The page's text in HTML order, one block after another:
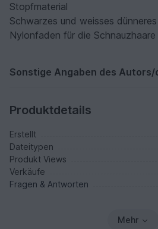
Stopfmaterial
Schwarzes und weisses
Nylonfaden für die Schnauzhaare
Sonstige Angaben des
Produktdetails
Erstellt
Dateitypen
Produkt Views
Verkäufe
Fragen & Antworten
Mehr